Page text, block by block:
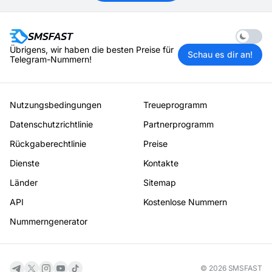
Enable
Übrigens, wir haben die besten Preise für
Telegram-Nummern!
Schau es dir an!
Nutzungsbedingungen
Treueprogramm
Datenschutzrichtlinie
Partnerprogramm
Rückgaberechtlinie
Preise
Dienste
Kontakte
Länder
Sitemap
API
Kostenlose Nummern
Nummerngenerator
© 2026 SMSFAST